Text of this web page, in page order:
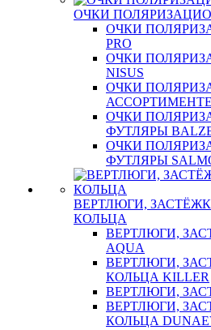
ОЧКИ
ОЧКИ
PRO
ОЧКИ
NISUS
ОЧКИ
АССОРТИМЕНТЕ
ОЧКИ
ФУТЛЯРЫ
ОЧКИ
ФУТЛЯРЫ
ВЕРТЛЮГИ,
КОЛЬЦА
ВЕРТЛЮГИ,
AQUA
ВЕРТЛЮГИ,
КОЛЬЦА KILLER
ВЕРТЛЮГИ,
ВЕРТЛЮГИ,
КОЛЬЦА